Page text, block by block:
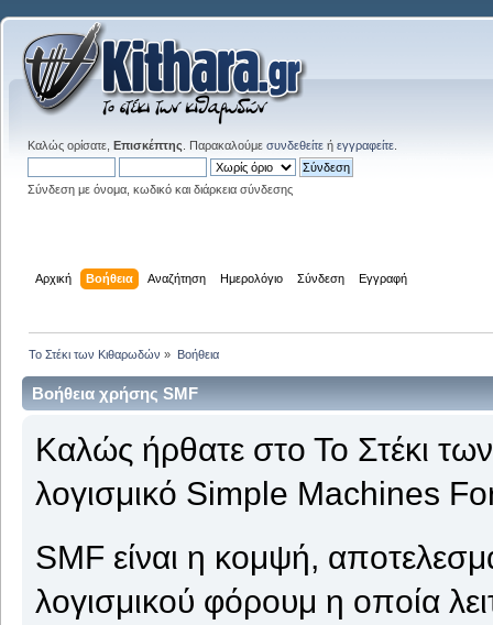
Καλώς ορίσατε, Επισκέπτης . Παρακαλούμε συνδεθείτε ή εγγραφείτε
Σύνδεση με όνομα, κωδικό και διάρκεια σύνδεσης
Αρχική Βοήθεια Αναζήτηση Ημερολόγιο Σύνδεση Εγγραφή
Το Στέκι των Κιθαρωδών » Βοήθεια
Βοήθεια χρήσης SMF
Καλώς ήρθατε στο Το Στέκι
λογισμικό Simple Machines
SMF είναι η κομψή,
λογισμικού φόρουμ η οποία